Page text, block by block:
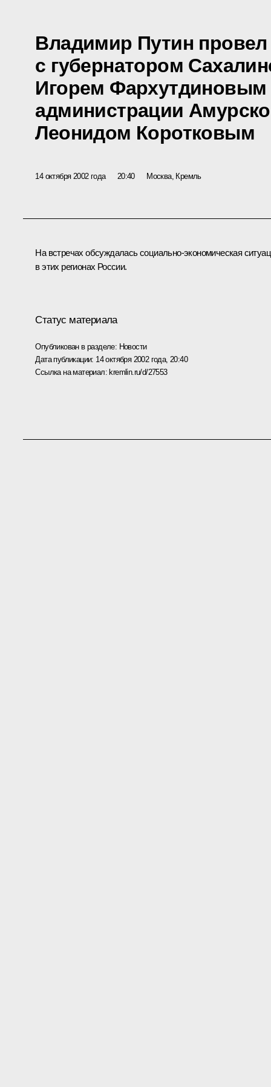
Владимир Путин провел
с губернатором
Игорем Фархутдиновым
администрации
Леонидом Коротковым
14 октября 2002 года 20:40 Москва, Кремль
На встречах обсуждалась социально-экономическая
в этих регионах России.
Статус материала
Опубликован в разделе: Новости
Дата публикации: 14 октября 2002 года, 20:40
Ссылка на материал:kremlin.ru/d/27553